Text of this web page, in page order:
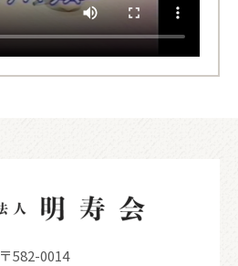
〒582-0014